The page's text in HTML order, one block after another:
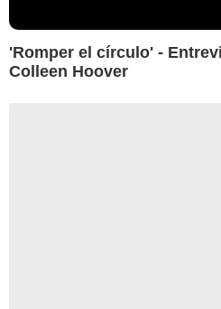
'Romper el círculo' -
Colleen Hoover